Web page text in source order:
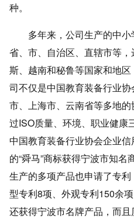
种。
多年来，公司生产的中小
省、市、自治区、直辖市等
斯、越南和秘鲁等国家和地
司不仅是中国教育装备行业
市、上海市、云南省等多地
过ISO质量、环境、职业健康
中国教育装备行业协会企业
的“舜马”商标获得宁波市知
生产的多项产品也申请了专
型专利8项、外观专利150余
还获得宁波市名牌产品，而且